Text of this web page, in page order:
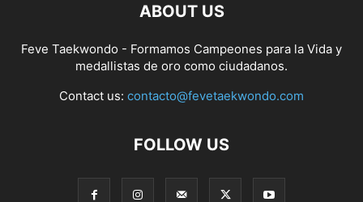
ABOUT US
Feve Taekwondo - Formamos Campeones para la Vida y
medallistas de oro como ciudadanos.
Contact us: contacto@fevetaekwondo.com
FOLLOW US